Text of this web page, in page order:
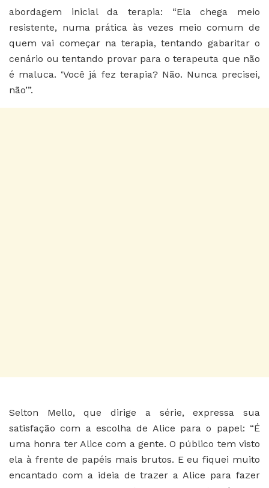
abordagem inicial da terapia: “Ela chega meio
resistente, numa prática às vezes meio comum de
quem vai começar na terapia, tentando gabaritar o
cenário ou tentando provar para o terapeuta que não
é maluca. ‘Você já fez terapia? Não. Nunca precisei,
não’”.
Selton Mello, que dirige a série, expressa sua
satisfação com a escolha de Alice para o papel: “É
uma honra ter Alice com a gente. O público tem visto
ela à frente de papéis mais brutos. E eu fiquei muito
encantado com a ideia de trazer a Alice para fazer